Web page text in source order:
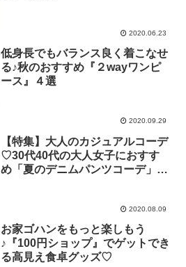
2020.06.23
低身長でもバランス良く着こなせ
る♪秋のおすすめ『２wayワンピ
ース』４選
2020.09.29
【特集】大人のカジュアルコーデ
♡30代40代の大人女子におすす
め「夏のデニムパンツコーデ」１
2020.08.09
お家ゴハンをもっと楽しもう
♪『100円ショップ』でゲットでき
る高見え食卓グッズ♡